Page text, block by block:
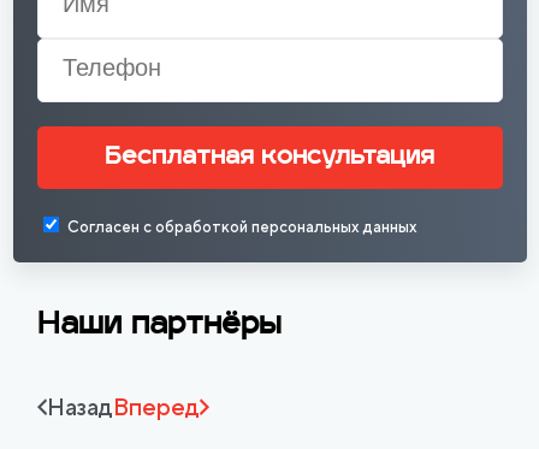
Бесплатная консультация
Согласен с обработкой персональных данных
Наши партнёры
НазадВперед